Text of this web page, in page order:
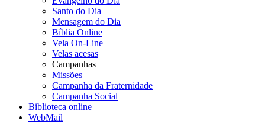
Santo do Dia
Mensagem do Dia
Bíblia Online
Vela On-Line
Velas acesas
Campanhas
Missões
Campanha da Fraternidade
Campanha Social
Biblioteca online
WebMail